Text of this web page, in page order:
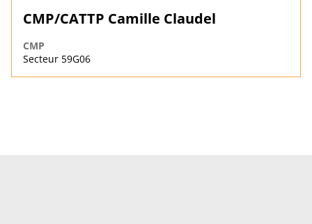
CMP/CATTP Camille Claudel
CMP
Secteur 59G06